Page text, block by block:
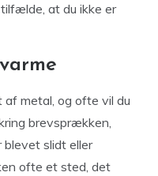
at du ikke er
metal, og ofte vil du
brevsprækken,
slidt eller
ofte et sted, det